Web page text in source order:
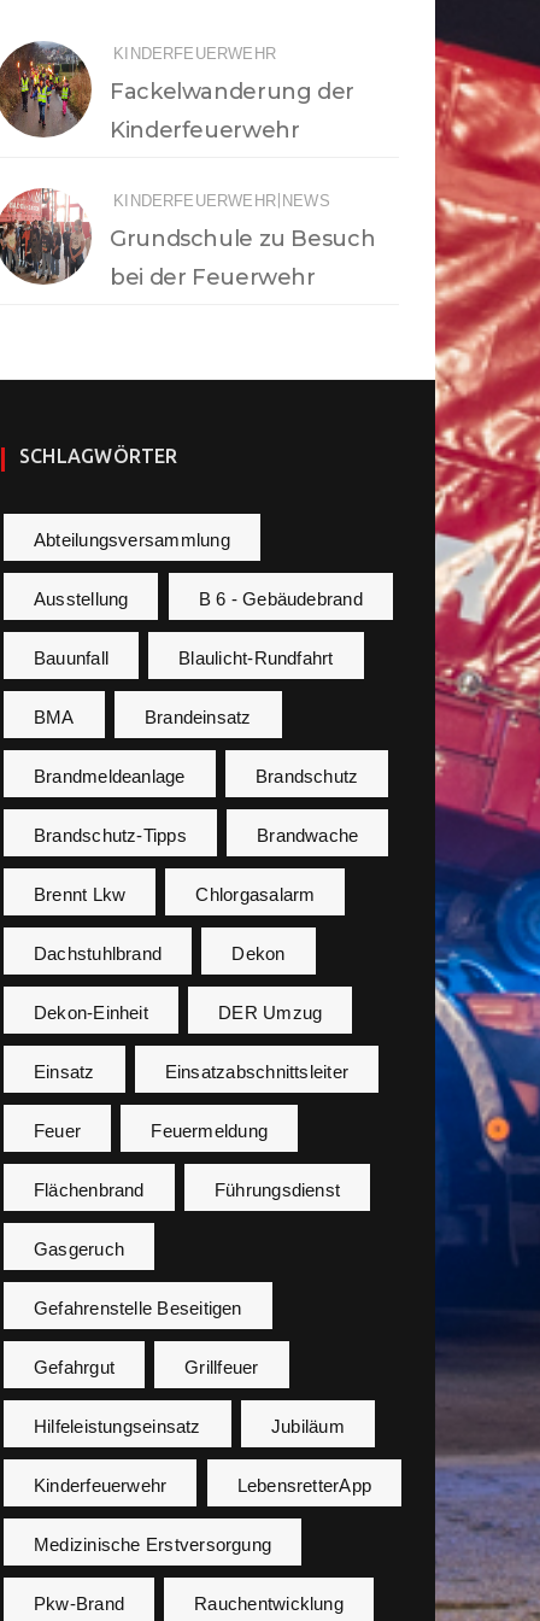
KINDERFEUERWEHR
Fackelwanderung der
Kinderfeuerwehr
KINDERFEUERWEHR| NEWS
Grundschule zu Besuch
bei der Feuerwehr
SCHLAGWÖRTER
Abteilungsversammlung
Ausstellung B 6 - Gebäudebrand
Bauunfall Blaulicht-Rundfahrt
BMA Brandeinsatz
Brandmeldeanlage Brandschutz
Brandschutz-Tipps Brandwache
Brennt Lkw Chlorgasalarm
Dachstuhlbrand Dekon
Dekon-Einheit DER Umzug
Einsatz Einsatzabschnittsleiter
Feuer Feuermeldung
Flächenbrand Führungsdienst
Gasgeruch
Gefahrenstelle Beseitigen
Gefahrgut Grillfeuer
Hilfeleistungseinsatz Jubiläum
Kinderfeuerwehr LebensretterApp
Medizinische Erstversorgung
Pkw-Brand Rauchentwicklung